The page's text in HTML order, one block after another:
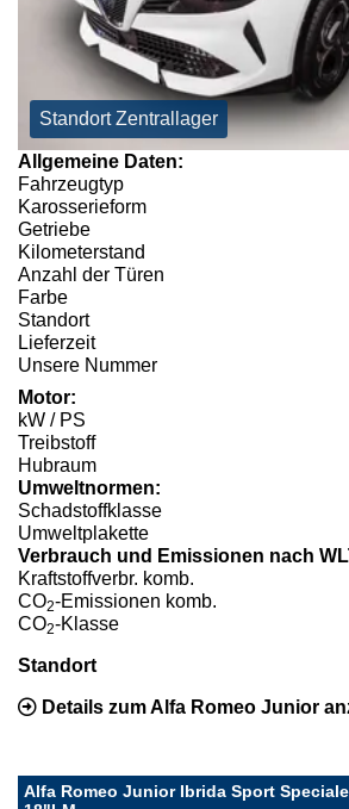
Standort Zentrallager
Allgemeine Daten:
Fahrzeugtyp
Karosserieform
Getriebe
Kilometerstand
Anzahl der Türen
Farbe
Standort
Lieferzeit
Unsere Nummer
Motor:
kW / PS
Treibstoff
Hubraum
Umweltnormen:
Schadstoffklasse
Umweltplakette
Verbrauch und Emissionen nach
Kraftstoffverbr. komb.
CO2-Emissionen komb.
CO2-Klasse
Standort
Details zum Alfa Romeo Junior
Alfa Romeo Junior Ibrida Sport